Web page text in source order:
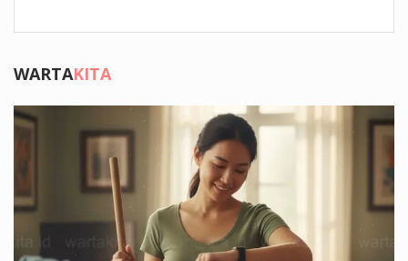
WARTAKITA